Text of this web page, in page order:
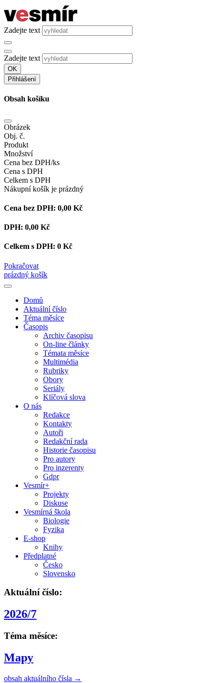
Zadejte text
Zadejte text
OK
Přihlášení
Obsah košíku
Obrázek
Obj. č.
Produkt
Množství
Cena bez DPH/ks
Cena s DPH
Celkem s DPH
Nákupní košík je prázdný
Cena bez DPH: 0,00 Kč
DPH: 0,00 Kč
Celkem s DPH: 0 Kč
Pokračovat
prázdný košík
Domů
Aktuální číslo
Téma měsíce
Časopis
Archiv časopisu
On-line články
Témata měsíce
Multimédia
Rubriky
Obory
Seriály
Klíčová slova
O nás
Redakce
Kontakty
Autoři
Redakční rada
Historie časopisu
Pro autory
Pro inzerenty
Gdpr
Vesmír+
Projekty
Diskuse
Vesmírná škola
Biologie
Fyzika
E-shop
Knihy
Předplatné
Česko
Slovensko
Aktuální číslo:
2026/7
Téma měsíce:
Mapy
obsah aktuálního čísla →